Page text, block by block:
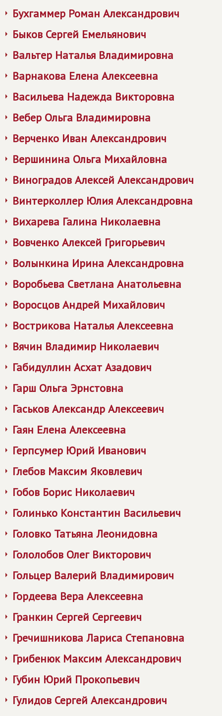
Бухгаммер Роман Александрович
Быков Сергей Емельянович
Вальтер Наталья Владимировна
Варнакова Елена Алексеевна
Васильева Надежда Викторовна
Вебер Ольга Владимировна
Верченко Иван Александрович
Вершинина Ольга Михайловна
Виноградов Алексей Александрович
Винтерколлер Юлия Александровна
Вихарева Галина Николаевна
Вовченко Алексей Григорьевич
Волынкина Ирина Александровна
Воробьева Светлана Анатольевна
Воросцов Андрей Михайлович
Вострикова Наталья Алексеевна
Вячин Владимир Николаевич
Габидуллин Асхат Азадович
Гарш Ольга Эрнстовна
Гаськов Александр Алексеевич
Гаян Елена Алексеевна
Герпсумер Юрий Иванович
Глебов Максим Яковлевич
Гобов Борис Николаевич
Голинько Константин Васильевич
Головко Татьяна Леонидовна
Гололобов Олег Викторович
Гольцер Валерий Владимирович
Гордеева Вера Алексеевна
Гранкин Сергей Сергеевич
Гречишникова Лариса Степановна
Грибенюк Максим Александрович
Губин Юрий Прокопьевич
Гулидов Сергей Александрович